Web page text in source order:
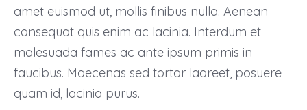
amet euismod ut, mollis finibus nulla. Aenean
consequat quis enim ac lacinia. Interdum et
malesuada fames ac ante ipsum primis in
faucibus. Maecenas sed tortor laoreet, posuere
quam id, lacinia purus.